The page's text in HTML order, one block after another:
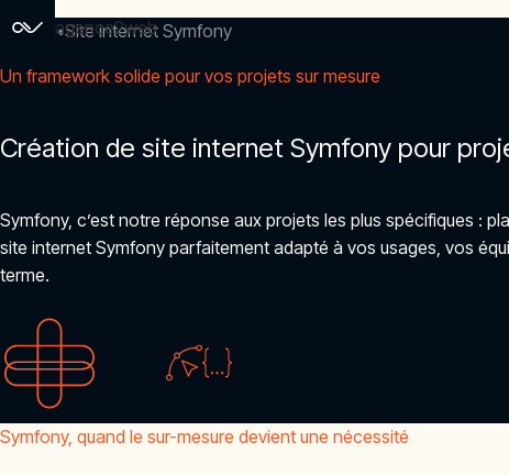
agence2web
Accueil Site internet Symfony
Un framework solide pour vos projets sur mesure
Création de site internet Symfony pour
Symfony, c’est notre réponse aux projets les plus spécifiques :
site internet Symfony parfaitement adapté à vos usages, vos
terme.
Symfony, quand le sur-mesure devient une nécessité